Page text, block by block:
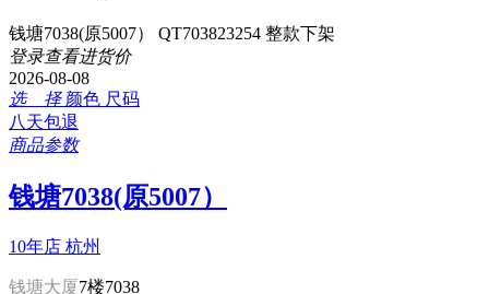
钱塘7038(原5007） QT703823254 整款下架
登录查看进货价
2026-08-08
选 择 颜色 尺码
八天包退
商品参数
钱塘7038(原5007）
10年店 杭州
钱塘大厦7楼7038